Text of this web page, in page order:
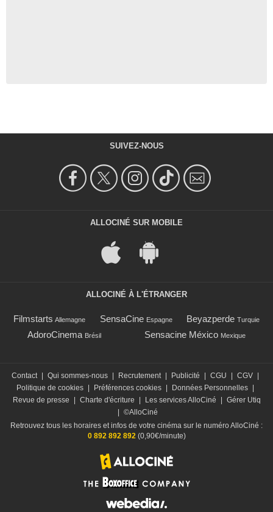
SUIVEZ-NOUS
ALLOCINÉ SUR MOBILE
ALLOCINÉ À L'ÉTRANGER
Filmstarts Allemagne SensaCine Espagne Beyazperde Turquie
AdoroCinema Brésil Sensacine México Mexique
Contact | Qui sommes-nous | Recrutement | Publicité | CGU | CGV |
Politique de cookies | Préférences cookies | Données Personnelles |
Revue de presse
| Charte d'écriture | Les services AlloCiné | Gérer Utiq
| ©AlloCiné
Retrouvez tous les horaires et infos de votre cinéma sur le numéro AlloCiné :
0 892 892 892 (0,90€/minute)